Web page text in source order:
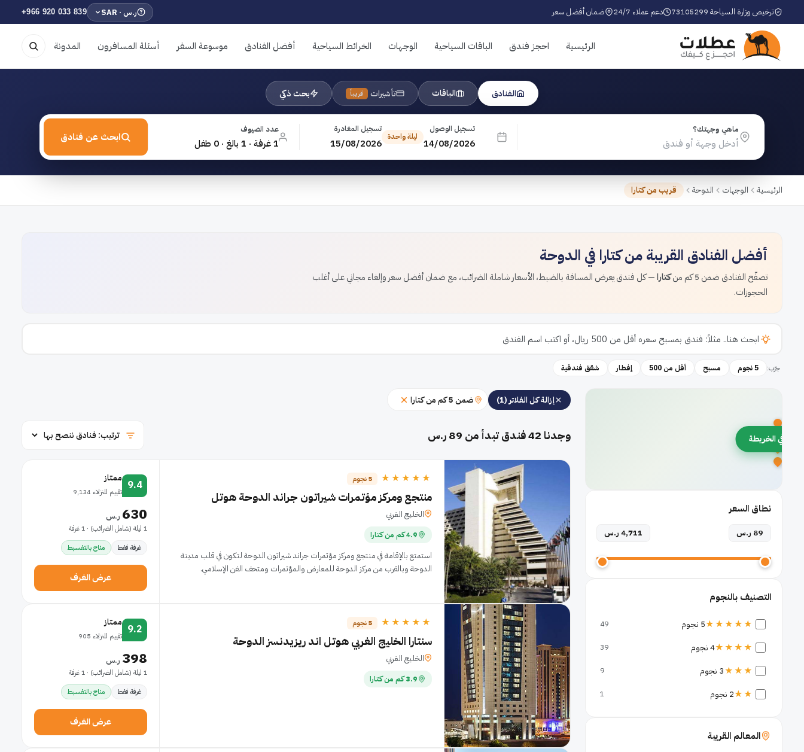
ترخيص وزارة السياحة 73105299 دعم عملاء 24/7 ضمان أفضل سعر ر.س · SAR +966 920 033 839
الرئيسية احجز فندق الباقات السياحية الوجهات الخرائط السياحية أفضل الفنادق موسوعة السفر أسئلة المسافرون المدونة
الفنادق الباقات تأشيرات قريباً بحث ذكي
ماهي وجهتك؟ تسجيل الوصول
14/08/2026
ليلة واحدة
تسجيل المغادرة
15/08/2026
عدد الضيوف
1 غرفة · 1 بالغ · 0 طفل ابحث عن فنادق
الرئيسية الوجهات الدوحة قريب من كتارا
أفضل الفنادق القريبة من كتارا في الدوحة
تصفّح الفنادق ضمن 5 كم من كتارا— كل فندق يعرض المسافة بالضبط، الأسعار شاملة الضرائب، مع ضمان أفضل سعر وإلغاء مجاني على أغلب
الحجوزات.
جرّب: 5 نجوم مسبح أقل من 500 إفطار شقق فندقية
في الخريطة
نطاق السعر
89 ر.س 4,711 ر.س
التصنيف بالنجوم
★★★★★5 نجوم 49
★★★★4 نجوم 39
★★★3 نجوم 9
★★2 نجوم 1
المعالم القريبة
إزالة كل الفلاتر (1) ضمن 5 كم من كتارا
وجدنا 42فندق تبدأ من 89 ر.س
★★★★★ 5 نجوم
منتجع ومركز مؤتمرات شيراتون جراند الدوحة هوتل
الخليج الغربي
4.9 كم من كتارا
استمتع بالإقامة في منتجع ومركز مؤتمرات جراند شيراتون الدوحة‎ لتكون في قلب مدينة
الدوحة وبالقرب من مركز الدوحة للمعارض والمؤتمرات ومتحف الفن الإسلامي.
9.4
ممتاز
تقييم للنزلاء 9,134
630 ر.س
1 ليلة (شامل الضرائب) · 1 غرفة
غرفة فقط
متاح بالتقسيط
عرض الغرف
★★★★★ 5 نجوم
سنتارا الخليج الغربي هوتل اند ريزيدنسز الدوحة
الخليج الغربي
3.9 كم من كتارا
9.2
ممتاز
تقييم للنزلاء 905
398 ر.س
1 ليلة (شامل الضرائب) · 1 غرفة
غرفة فقط
متاح بالتقسيط
عرض الغرف